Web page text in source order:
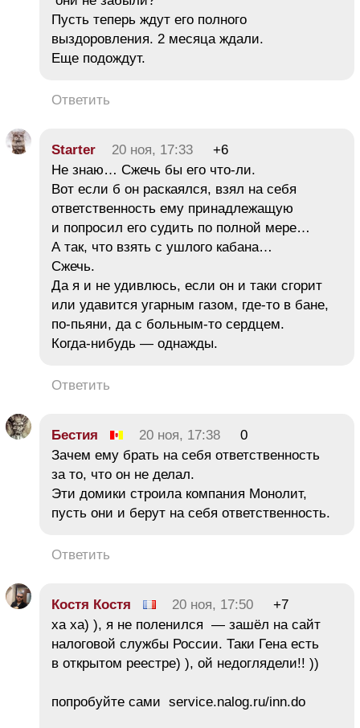
Пусть теперь ждут его полного
выздоровления. 2 месяца ждали.
Еще подождут.
Ответить
Starter 20 ноя, 17:33
+6
Не знаю… Сжечь бы его что-ли.
Вот если б он раскаялся, взял на себя
ответственность ему принадлежащую
и попросил его судить по полной мере…
А так, что взять с ушлого кабана…
Сжечь.
Да я и не удивлюсь, если он и таки сгорит
или удавится угарным газом, где-то в бане,
по-пьяни, да с больным-то сердцем.
Когда-нибудь — однажды.
Ответить
Бестия 20 ноя, 17:38
0
Зачем ему брать на себя ответственность
за то, что он не делал.
Эти домики строила компания Монолит,
пусть они и берут на себя ответственность.
Ответить
Костя Костя 20 ноя, 17:50
+7
ха ха) ), я не поленился — зашёл на сайт
налоговой службы России. Таки Гена есть
в открытом реестре) ), ой недоглядели!! ))
попробуйте сами service.nalog.ru/inn.do